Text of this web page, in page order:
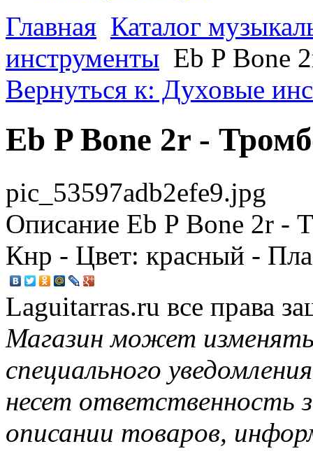
Главная Каталог
инструменты Eb P Bone
Вернуться к: Духовые
Eb P Bone 2r -
pic_53597adb2efe9.jpg
Описание Eb P Bone 2r -
Кнр - Цвет: красный -
Laguitarras.ru все права
Магазин может
специального
несет ответственность
описании товаров,